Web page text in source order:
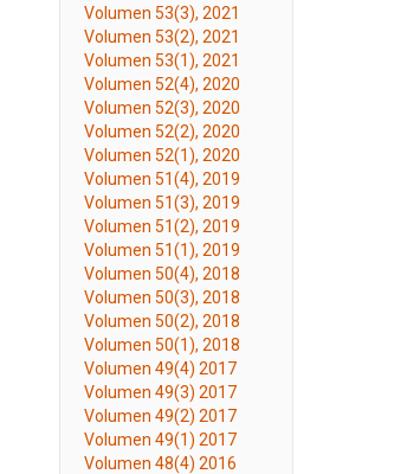
Volumen 53(3), 2021
Volumen 53(2), 2021
Volumen 53(1), 2021
Volumen 52(4), 2020
Volumen 52(3), 2020
Volumen 52(2), 2020
Volumen 52(1), 2020
Volumen 51(4), 2019
Volumen 51(3), 2019
Volumen 51(2), 2019
Volumen 51(1), 2019
Volumen 50(4), 2018
Volumen 50(3), 2018
Volumen 50(2), 2018
Volumen 50(1), 2018
Volumen 49(4) 2017
Volumen 49(3) 2017
Volumen 49(2) 2017
Volumen 49(1) 2017
Volumen 48(4) 2016